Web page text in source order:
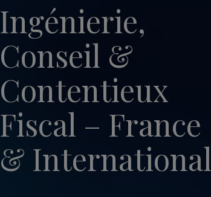
Ingénierie,
Conseil &
Contentieux
Fiscal – France
& International